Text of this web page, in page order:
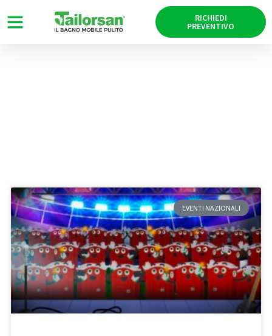
RICHIEDI
PREVENTIVO
EVENTI NAZIONALI